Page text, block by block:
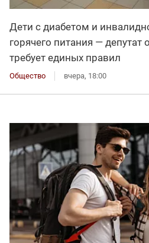
Дети с диабетом и
горячего питания — депутат
требует единых правил
Общество вчера, 18:00